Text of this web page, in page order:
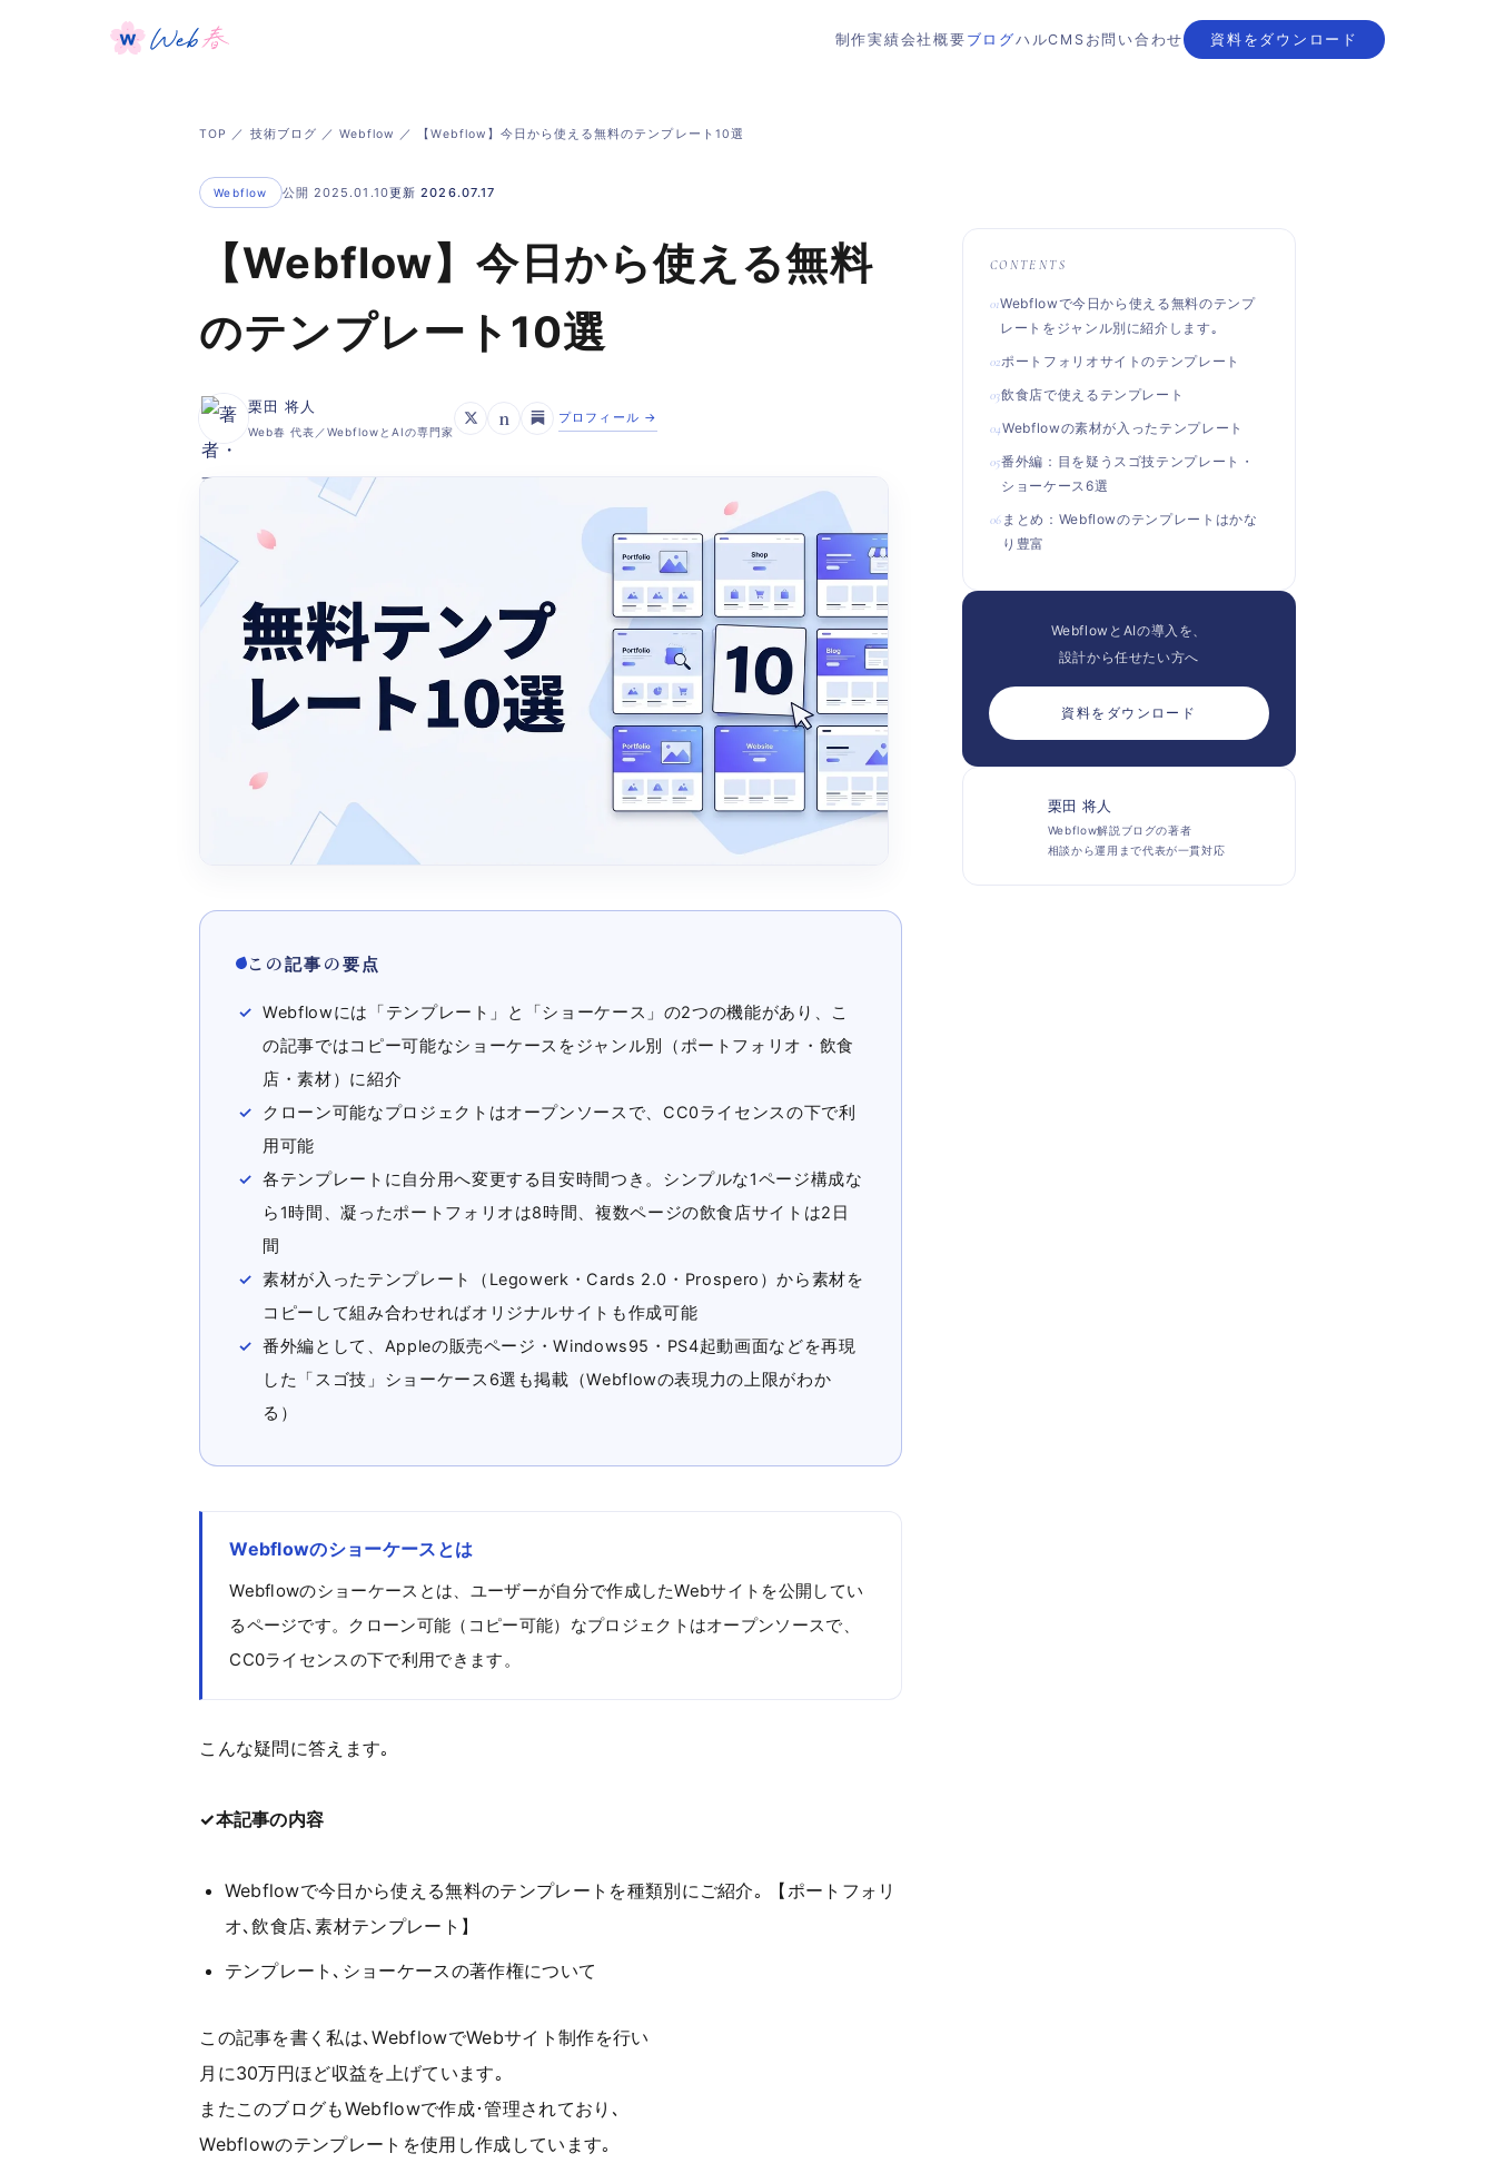
制作実績会社概要 ブログハルCMS お問い合わせ 資料をダウンロード
TOP ／ 技術ブログ ／ Webflow ／ 【Webflow】今日から使える無料のテンプレート10選
Webflow 公開 2025.01.10更新 2026.07.17
【Webflow】今日から使える無料
のテンプレート10選
栗田 将人
Web春 代表／WebflowとAIの専門家
n プロフィール →
この記事の要点
Webflowには「テンプレート」と「ショーケース」の2つの機能があり、こ
の記事ではコピー可能なショーケースをジャンル別（ポートフォリオ・飲食
店・素材）に紹介
クローン可能なプロジェクトはオープンソースで、CC0ライセンスの下で利
用可能
各テンプレートに自分用へ変更する目安時間つき。シンプルな1ページ構成な
ら1時間、凝ったポートフォリオは8時間、複数ページの飲食店サイトは2日
間
素材が入ったテンプレート（Legowerk・Cards 2.0・Prospero）から素材を
コピーして組み合わせればオリジナルサイトも作成可能
番外編として、Appleの販売ページ・Windows95・PS4起動画面などを再現
した「スゴ技」ショーケース6選も掲載（Webflowの表現力の上限がわか
る）
Webflowのショーケースとは
Webflowのショーケースとは、ユーザーが自分で作成したWebサイトを公開してい
るページです。クローン可能（コピー可能）なプロジェクトはオープンソースで、
CC0ライセンスの下で利用できます。
こんな疑問に答えます｡
✓本記事の内容
Webflowで今日から使える無料のテンプレートを種類別にご紹介｡ 【ポートフォリ
オ､飲食店､素材テンプレート】
テンプレート､ショーケースの著作権について
この記事を書く私は､WebflowでWebサイト制作を行い
月に30万円ほど収益を上げています｡
またこのブログもWebflowで作成･管理されており､
Webflowのテンプレートを使用し作成しています｡
CONTENTS
Webflowで今日から使える無料のテンプ
レートをジャンル別に紹介します｡
ポートフォリオサイトのテンプレート
飲食店で使えるテンプレート
Webflowの素材が入ったテンプレート
番外編：目を疑うスゴ技テンプレート・
ショーケース6選
まとめ：Webflowのテンプレートはかな
り豊富
WebflowとAIの導入を、
設計から任せたい方へ
資料をダウンロード
栗田 将人
Webflow解説ブログの著者
相談から運用まで代表が一貫対応